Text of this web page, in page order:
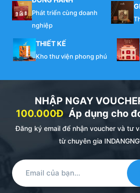
Phát triển cùng doanh
nghiệp
THIẾT KẾ
Kho thư viện phong phú
NHẬP NGAY
100.000Đ Áp dụng cho
Đăng ký email để nhận voucher và tư
từ chuyên gia